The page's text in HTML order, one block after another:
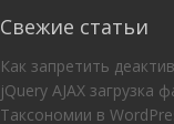
Свежие статьи
Как запретить
jQuery AJAX загрузка
Таксономии в